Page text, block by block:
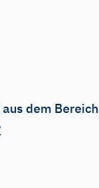
dem Bereich